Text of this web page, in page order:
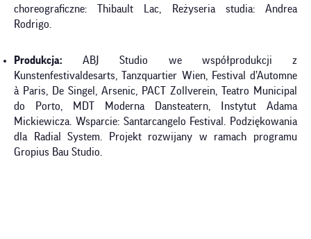
choreograficzne: Thibault Lac, Reżyseria studia: Andrea
Rodrigo.
Produkcja: ABJ Studio we współprodukcji z
Kunstenfestivaldesarts, Tanzquartier Wien, Festival d’Automne
à Paris, De Singel, Arsenic, PACT Zollverein, Teatro Municipal
do Porto, MDT Moderna Dansteatern, Instytut Adama
Mickiewicza. Wsparcie: Santarcangelo Festival. Podziękowania
dla Radial System. Projekt rozwijany w ramach programu
Gropius Bau Studio.